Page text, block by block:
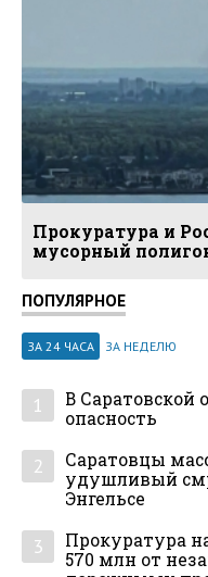
Прокуратура и
мусорный
ПОПУЛЯРНОЕ
ЗА 24 ЧАСА ЗА НЕДЕЛЮ
1
В Саратовской
опасность
2
Саратовцы
удушливый
Энгельсе
3
Прокуратура
570 млн от